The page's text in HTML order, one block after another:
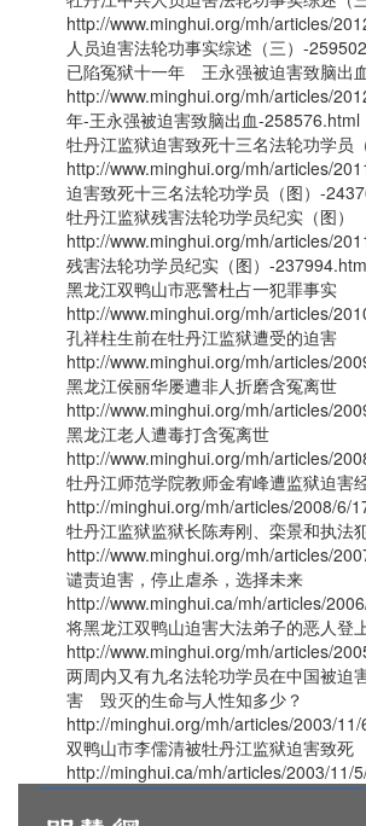
http://www.minghui.org/mh/articles/
人员迫害法轮功事实综述（三）-
已陷冤狱十一年 王永强被迫害致脑出
http://www.minghui.org/mh/articles/
年-王永强被迫害致脑出血-258576.html
牡丹江监狱迫害致死十三名法轮功学员（
http://www.minghui.org/mh/articles/
迫害致死十三名法轮功学员（图）-
牡丹江监狱残害法轮功学员纪实（图）
http://www.minghui.org/mh/articles/
残害法轮功学员纪实（图）-
黑龙江双鸭山市恶警杜占一犯罪事实
http://www.minghui.org/mh/articles/
孔祥柱生前在牡丹江监狱遭受的迫害
http://www.minghui.org/mh/articles/
黑龙江侯丽华屡遭非人折磨含冤离世
http://www.minghui.org/mh/articles/
黑龙江老人遭毒打含冤离世
http://www.minghui.org/mh/articles/
牡丹江师范学院教师金宥峰遭监狱迫害
http://minghui.org/mh/articles/2008/6/
牡丹江监狱监狱长陈寿刚、栾景和执法
http://www.minghui.org/mh/articles/
谴责迫害，停止虐杀，选择未来
http://www.minghui.ca/mh/articles/
将黑龙江双鸭山迫害大法弟子的恶人登
http://www.minghui.org/mh/articles/
两周内又有九名法轮功学员在中国被迫
害 毁灭的生命与人性知多少？
http://minghui.org/mh/articles/2003/
双鸭山市李儒清被牡丹江监狱迫害致死
http://minghui.ca/mh/articles/2003/11/